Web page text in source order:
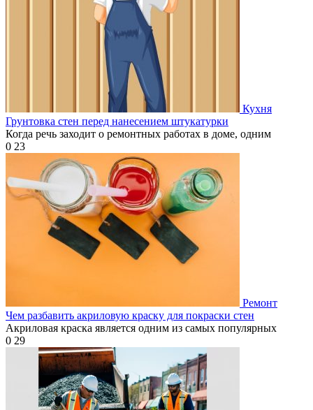
Кухня
Грунтовка стен перед нанесением штукатурки
Когда речь заходит о ремонтных работах в доме, одним
0 23
Ремонт
Чем разбавить акриловую краску для покраски стен
Акриловая краска является одним из самых популярных
0 29